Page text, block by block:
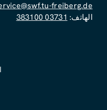
freiberg.de
الهاتف: 03731 383100